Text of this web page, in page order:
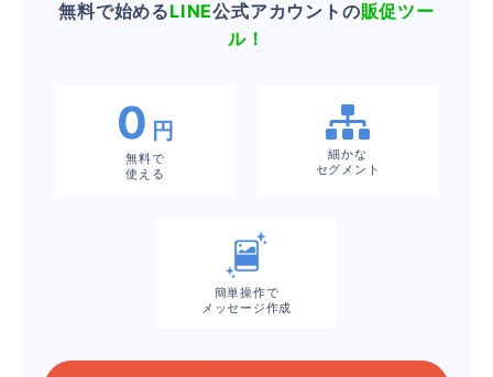
無料で始めるLINE公式アカウントの販促ツー
ル！
0 円
無料で
使える
細かな
セグメント
簡単操作で
メッセージ作成